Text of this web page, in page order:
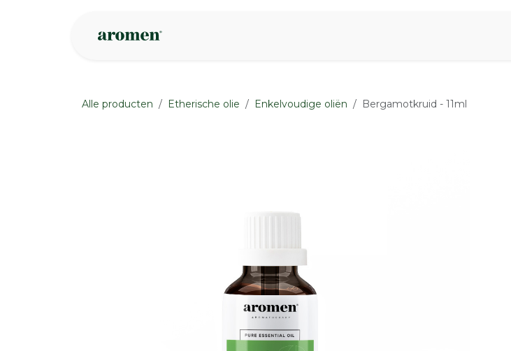
Alle producten Etherische olie Enkelvoudige oliën Bergamotkruid - 11ml